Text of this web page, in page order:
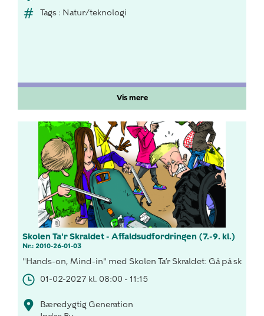
Tags : Natur/teknologi
Vis mere
Skolen Ta'r Skraldet - Affaldsudfordringen (7.-9. kl.)
Nr.: 2010-26-01-03
"Hands-on, Mind-in" med Skolen Ta’r Skraldet: Gå på
01-02-2027 kl. 08:00 - 11:15
Bæredygtig Generation